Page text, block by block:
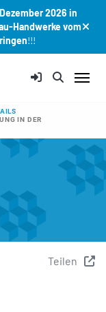
2026 in
Handwerke vom
!!!
IN DER
Teilen